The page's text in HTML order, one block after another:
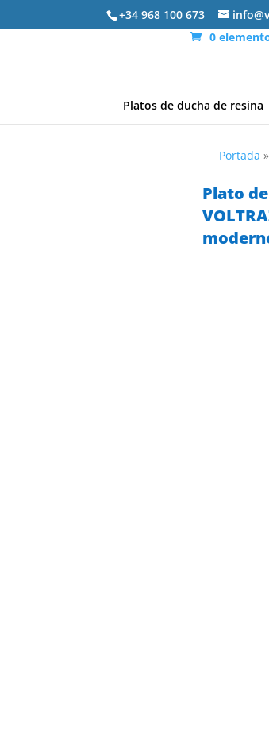
+34 968 100 673
0
Platos de ducha de resina
Portada »
Plato